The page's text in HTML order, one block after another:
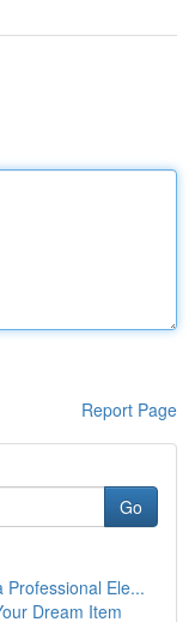
Report Page
Go
Professional Ele...
Dream Item